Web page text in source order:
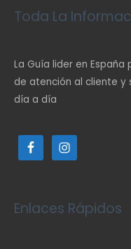
Toda La
La Guía lider en
de atención al cliente y
día a día
Enlaces Rápidos